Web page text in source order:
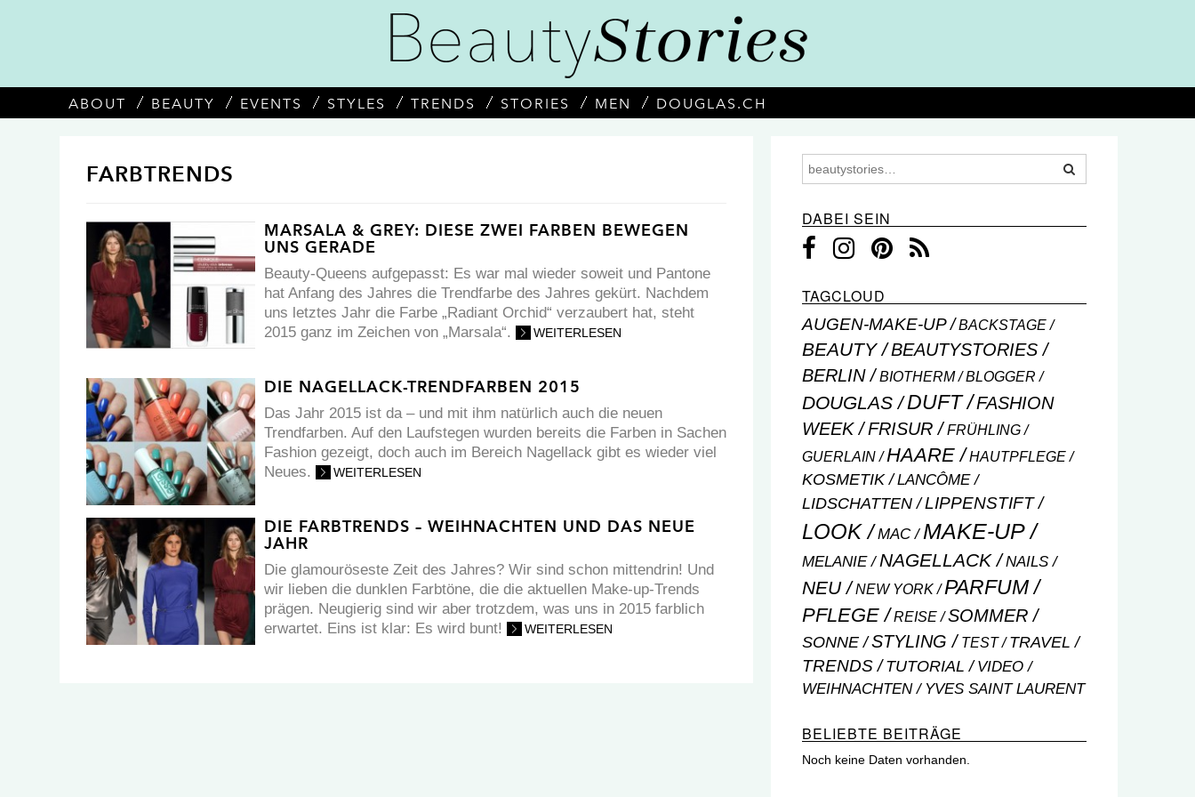
ABOUT BEAUTY EVENTS STYLES TRENDS STORIES MEN DOUGLAS.CH
FARBTRENDS
MARSALA & GREY: DIESE ZWEI FARBEN BEWEGEN
UNS GERADE
Beauty-Queens aufgepasst: Es war mal wieder soweit und Pantone
hat Anfang des Jahres die Trendfarbe des Jahres gekürt. Nachdem
uns letztes Jahr die Farbe „Radiant Orchid“ verzaubert hat, steht
2015 ganz im Zeichen von „Marsala“.
WEITERLESEN
DIE NAGELLACK-TRENDFARBEN 2015
Das Jahr 2015 ist da – und mit ihm natürlich auch die neuen
Trendfarben. Auf den Laufstegen wurden bereits die Farben in Sachen
Fashion gezeigt, doch auch im Bereich Nagellack gibt es wieder viel
Neues.
WEITERLESEN
DIE FARBTRENDS – WEIHNACHTEN UND DAS NEUE
JAHR
Die glamouröseste Zeit des Jahres? Wir sind schon mittendrin! Und
wir lieben die dunklen Farbtöne, die die aktuellen Make-up-Trends
prägen. Neugierig sind wir aber trotzdem, was uns in 2015 farblich
erwartet. Eins ist klar: Es wird bunt!
WEITERLESEN
DABEI SEIN
TAGCLOUD
AUGEN-MAKE-UP BACKSTAGE
BEAUTY
BEAUTYSTORIES
BERLIN
BIOTHERM BLOGGER
DOUGLAS DUFT
FASHION
WEEK
FRISUR FRÜHLING
GUERLAIN HAARE HAUTPFLEGE
KOSMETIK
LANCÔME
LIDSCHATTEN
LIPPENSTIFT
LOOK MAC MAKE-UP
MELANIE NAGELLACK NAILS
NEU NEW YORK PARFUM
PFLEGE REISE SOMMER
SONNE STYLING TEST TRAVEL
TRENDS TUTORIAL VIDEO
WEIHNACHTEN YVES SAINT LAURENT
BELIEBTE BEITRÄGE
Noch keine Daten vorhanden.